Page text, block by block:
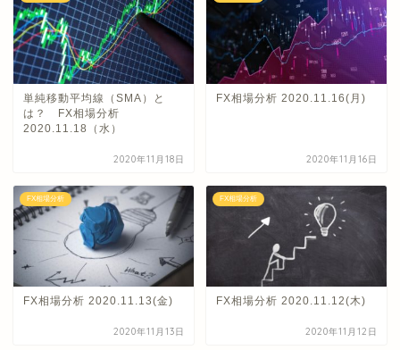
単純移動平均線（SMA）と
は？ FX相場分析
2020.11.18（水）
2020年11月18日
FX相場分析 2020.11.16(月)
2020年11月16日
FX相場分析
FX相場分析 2020.11.13(金)
2020年11月13日
FX相場分析
FX相場分析 2020.11.12(木)
2020年11月12日